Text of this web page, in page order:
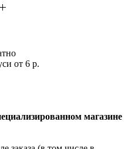
от 6 р.
магазине